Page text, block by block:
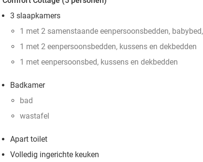
3 slaapkamers
1 met 2 samenstaande eenpersoonsbedden,
1 met 2 eenpersoonsbedden, kussens en dekbedden
1 met eenpersoonsbed, kussens en dekbedden
Badkamer
bad
wastafel
Apart toilet
Volledig ingerichte keuken